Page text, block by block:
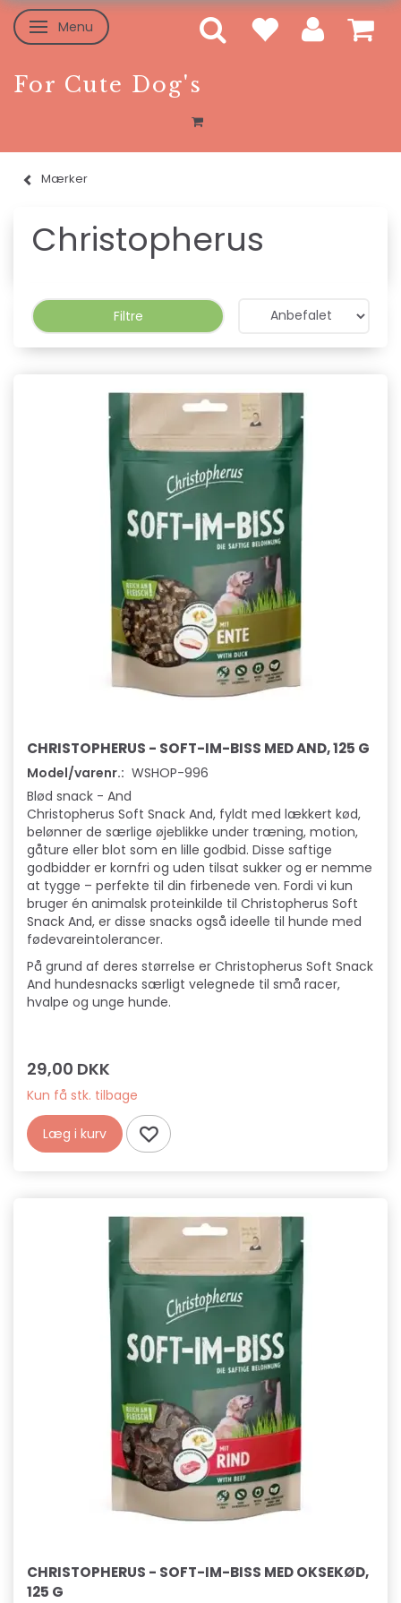
Skifte navigation
Menu
For Cute Dog's
Mærker
Christopherus
Filtre
CHRISTOPHERUS - SOFT-IM-BISS MED AND, 125 G
Model/varenr.: WSHOP-996
Blød snack - And
Christopherus Soft Snack And, fyldt med lækkert kød,
belønner de særlige øjeblikke under træning, motion,
gåture eller blot som en lille godbid. Disse saftige
godbidder er kornfri og uden tilsat sukker og er nemme
at tygge – perfekte til din firbenede ven. Fordi vi kun
bruger én animalsk proteinkilde til Christopherus Soft
Snack And, er disse snacks også ideelle til hunde med
fødevareintolerancer.
På grund af deres størrelse er Christopherus Soft Snack
And hundesnacks særligt velegnede til små racer,
hvalpe og unge hunde.
29,00 DKK
Kun få stk. tilbage
Læg i kurv
CHRISTOPHERUS - SOFT-IM-BISS MED OKSEKØD,
125 G